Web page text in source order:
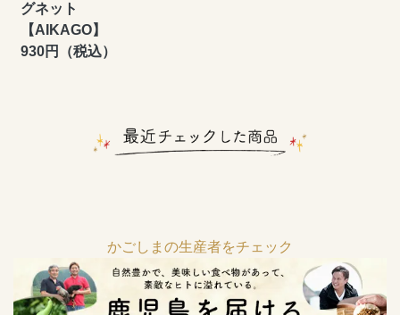
グネット
【AIKAGO】
930円（税込）
かごしまの生産者をチェック